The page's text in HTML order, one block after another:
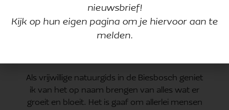
Als vrijwillige natuurgids in de Biesbosch geniet
ik van het op naam brengen van alles wat er
groeit en bloeit. Het is gaaf om allerlei mensen
nieuwsbrief!
Kijk op hun eigen pagina om je hiervoor aan te
melden.